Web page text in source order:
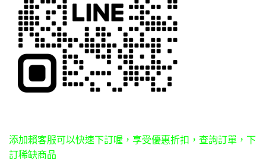
添加賴客服可以快速下訂喔，享受優惠折扣，查詢訂單，下
訂稀缺商品